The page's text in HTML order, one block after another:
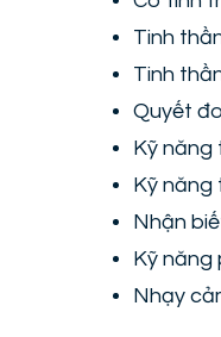
Tinh
Tinh
Quyết
Kỹ năng
Kỹ năng
Nhận
Kỹ năng
Nhạy